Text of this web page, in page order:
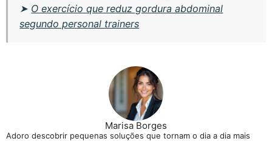
➤ O exercício que reduz gordura abdominal
segundo personal trainers
Marisa Borges
Adoro descobrir pequenas soluções que tornam o dia a dia mais